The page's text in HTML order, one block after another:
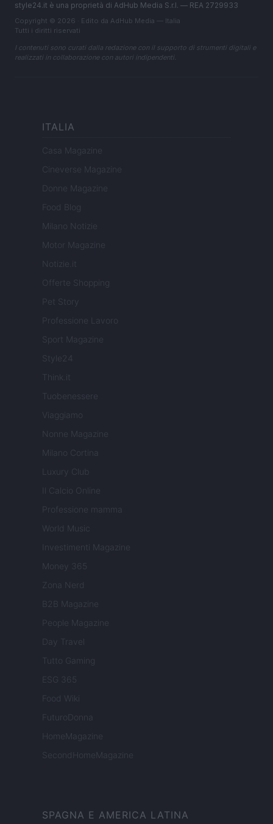
style24.it è una proprietà di AdHub Media S.r.l. — REA 2729933
Copyright © 2026 · Edito da AdHub Media — Italia
Tutti i diritti riservati
I contenuti sono curati dalla redazione con il supporto di strumenti digitali e
realizzati in collaborazione con autori indipendenti.
ITALIA
Casa Magazine
Cineverse Magazine
Donne Magazine
Food Blog
Milano Notizie
Motor Magazine
Notizie.it
Offerte Shopping
Pet Story
Professione Lavoro
Sport Magazine
Style24
Think.it
Tuobenessere
Viaggiamo
Nonne Magazine
Milano Cortina
Luxury Club
Il Calcio Online
Professione mamma
World Music
Investimenti Magazine
Money 365
Zona Nerd
B2B Magazine
People Magazine
Day Travel
Tutto Gaming
ESG 365
Food Wiki
FuturoDonna
HomeMagazine
SecondHomeMagazine
SPAGNA E AMERICA LATINA